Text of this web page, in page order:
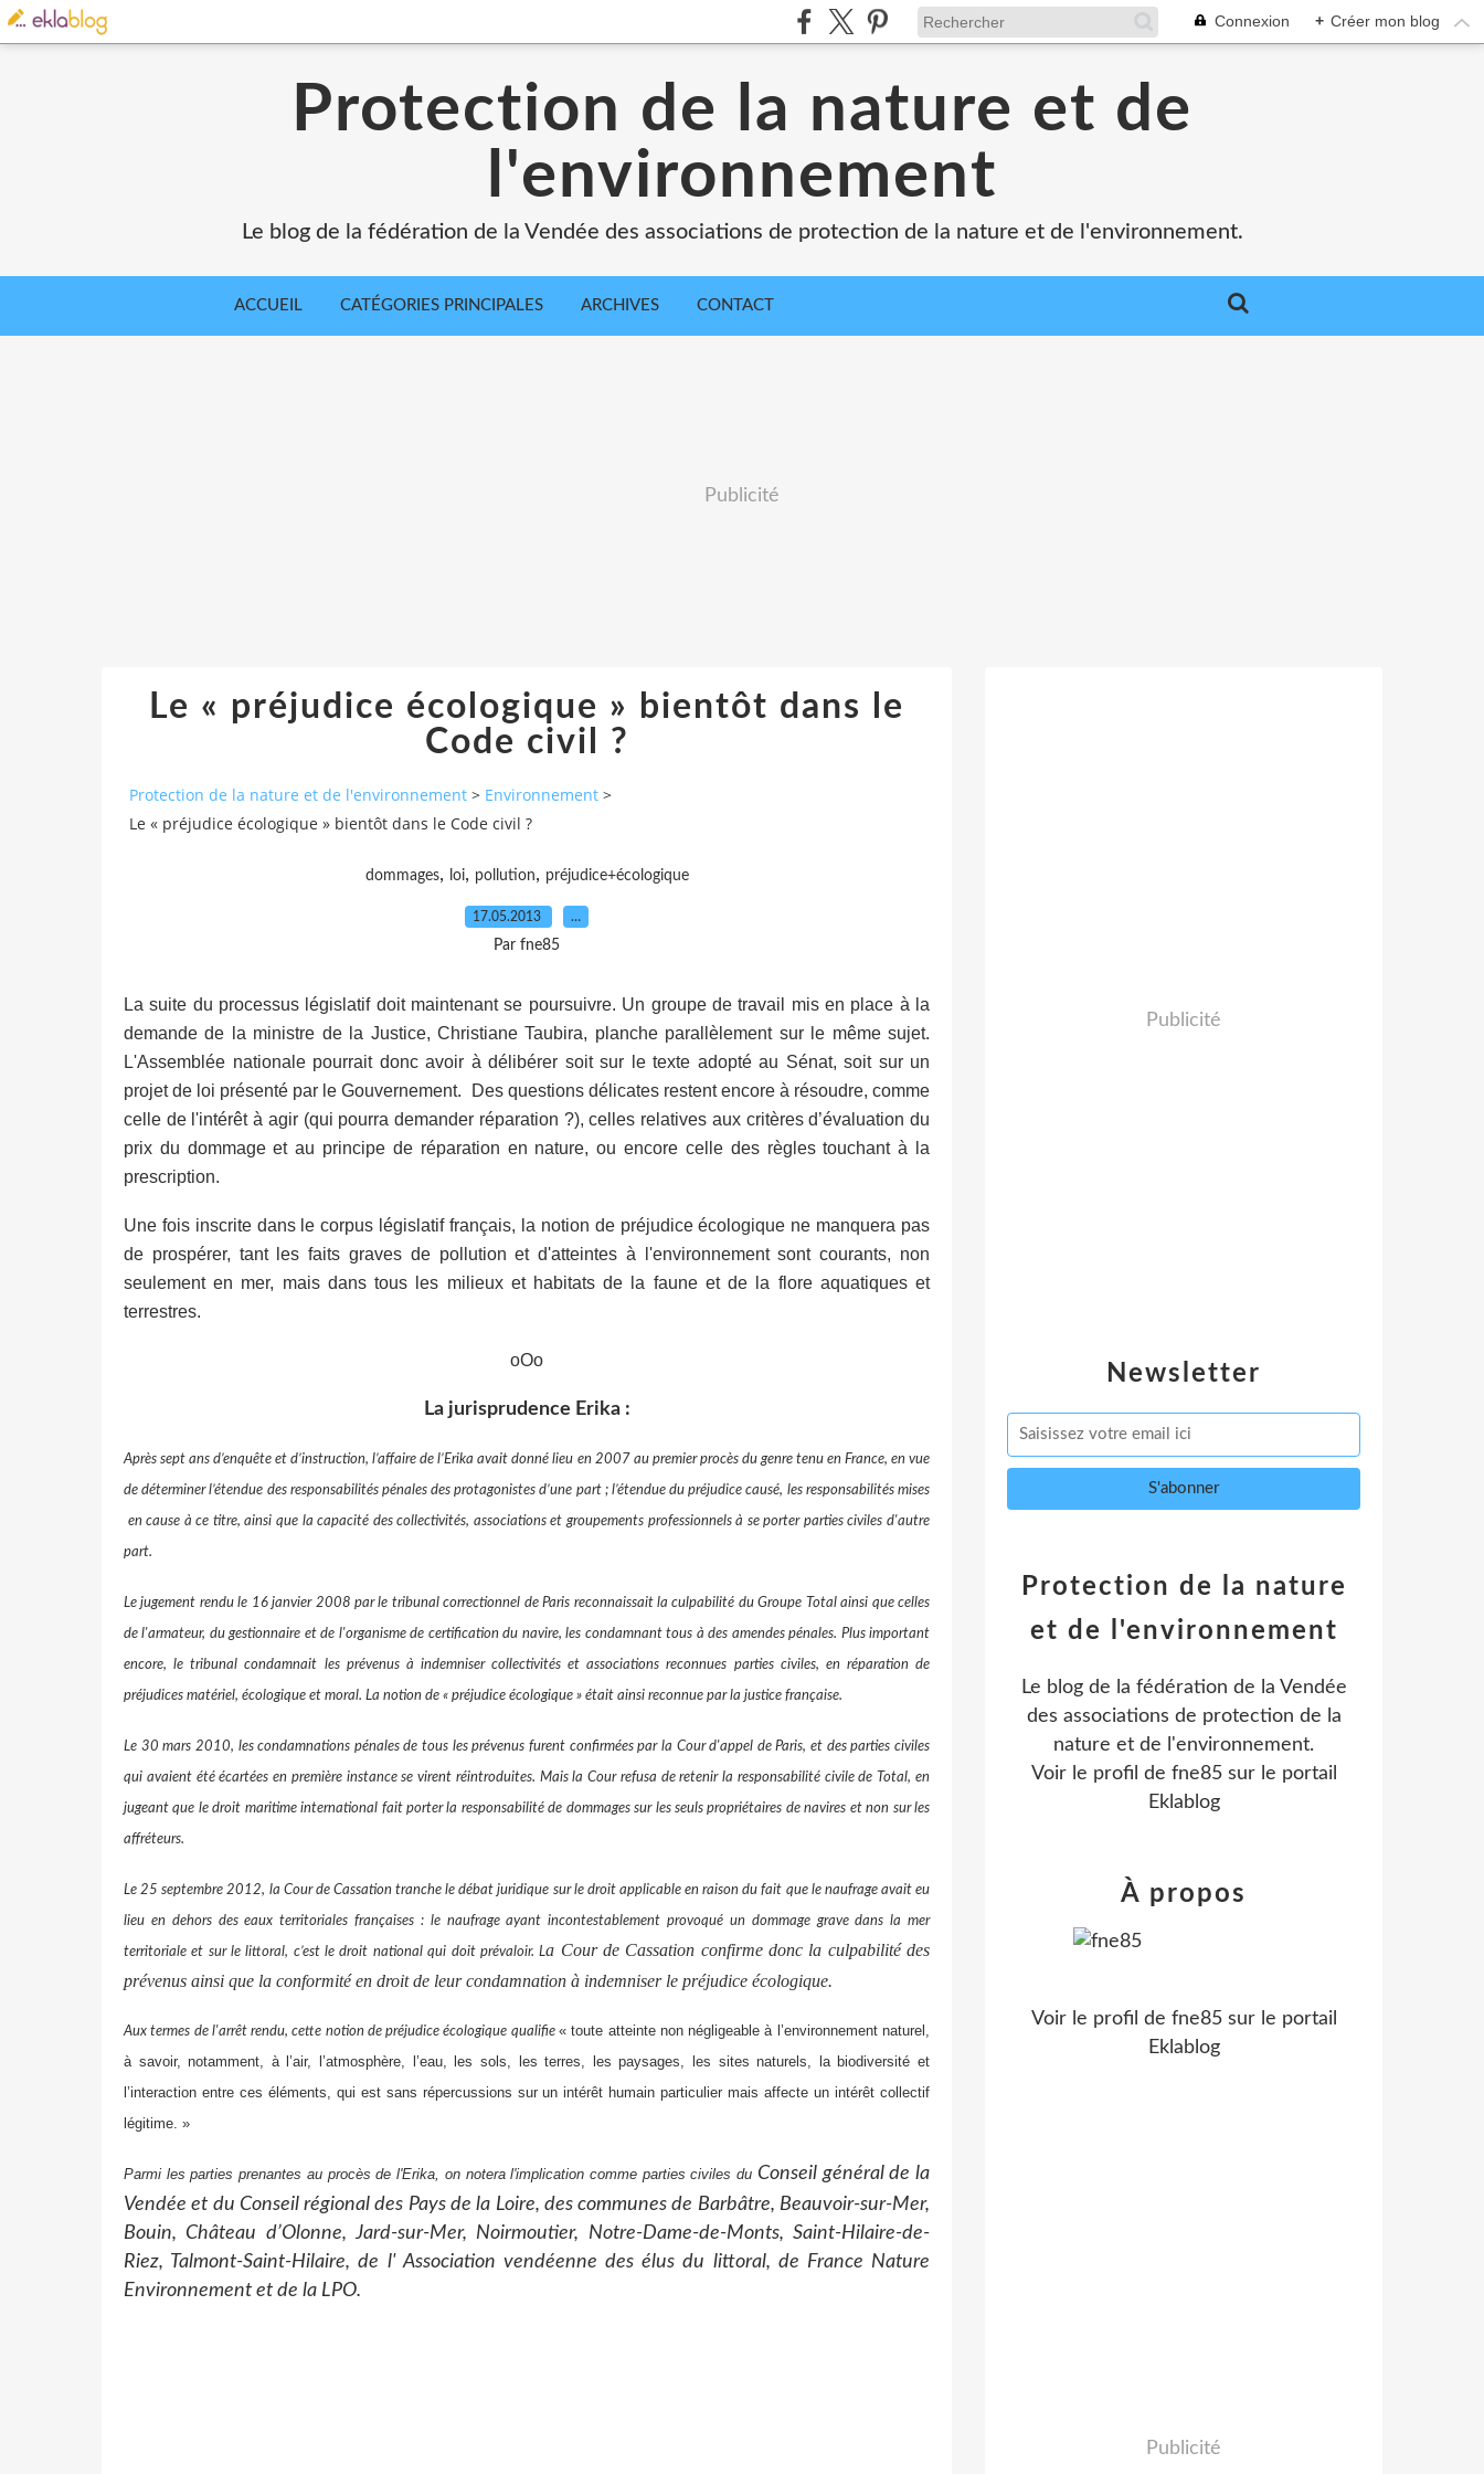
Connexion + Créer mon blog
Protection de la nature et de
l'environnement
Le blog de la fédération de la Vendée des associations de protection de la nature et de l'environnement.
ACCUEIL CATÉGORIES PRINCIPALES ARCHIVES CONTACT
Publicité
Le « préjudice écologique » bientôt dans le
Code civil ?
Protection de la nature et de l'environnement > Environnement >
Le « préjudice écologique » bientôt dans le Code civil ?
dommages, loi, pollution, préjudice+écologique
17.05.2013 …
Par fne85
La suite du processus législatif doit maintenant se poursuivre. Un groupe de travail mis en place à la
demande de la ministre de la Justice, Christiane Taubira, planche parallèlement sur le même sujet.
L'Assemblée nationale pourrait donc avoir à délibérer soit sur le texte adopté au Sénat, soit sur un
projet de loi présenté par le Gouvernement. Des questions délicates restent encore à résoudre, comme
celle de l'intérêt à agir (qui pourra demander réparation ?),celles relatives aux critères d’évaluation du
prix du dommage et au principe de réparation en nature, ou encore celle des règles touchant à la
prescription.
Une fois inscrite dans le corpus législatif français, la notion de préjudice écologique ne manquera pas
de prospérer, tant les faits graves de pollution et d'atteintes à l'environnement sont courants, non
seulement en mer, mais dans tous les milieux et habitats de la faune et de la flore aquatiques et
terrestres.
oOo
La jurisprudence Erika :
Après sept ans d’enquête et d’instruction, l’affaire de l’Erika avait donné lieu en 2007 au premier procès du genre tenu en France, en vue
de déterminer l’étendue des responsabilités pénales des protagonistes d’une part ; l’étendue du préjudice causé, les responsabilités mises
en cause à ce titre, ainsi que la capacité des collectivités, associations et groupements professionnels à se porter parties civiles d'autre
part.
Le jugement rendu le 16 janvier 2008par le tribunal correctionnel de Paris reconnaissait la culpabilité du Groupe Total ainsi que celles
de l'armateur, du gestionnaire et de l'organisme de certification du navire, les condamnant tous à des amendes pénales. Plus important
encore, le tribunal condamnait les prévenus à indemniser collectivités et associations reconnues parties civiles, en réparation de
préjudices matériel, écologique et moral. La notion de « préjudice écologique » était ainsi reconnue par la justice française.
Le 30 mars 2010, les condamnations pénales de tous les prévenus furent confirmées par la Cour d'appel de Paris, et des parties civiles
qui avaient été écartées en première instance se virent réintroduites. Mais la Cour refusa de retenir la responsabilité civile de Total, en
jugeant que le droit maritime international fait porter la responsabilité de dommages sur les seuls propriétaires de navires et non sur les
affréteurs.
Le 25 septembre 2012, la Cour de Cassation tranche le débat juridique sur le droit applicable en raison du fait que le naufrage avait eu
lieu en dehors des eaux territoriales françaises : le naufrage ayant incontestablement provoqué un dommage grave dans la mer
territoriale et sur le littoral, c’est le droit national qui doit prévaloir. La Cour de Cassation confirme donc la culpabilité des
prévenus ainsi que la conformité en droit de leur condamnation à indemniser le préjudice écologique.
Aux termes de l'arrêt rendu, cette notion de préjudice écologique qualifie«toute atteinte non négligeable à l’environnement naturel,
à savoir, notamment, à l’air, l’atmosphère, l’eau, les sols, les terres, les paysages, les sites naturels, la biodiversité et
l’interaction entre ces éléments, qui est sans répercussions sur un intérêt humain particulier mais affecte un intérêt collectif
légitime. »
Parmi les parties prenantes au procès de l'Erika, on notera l'implication comme parties civiles du Conseil général de la
Vendée et du Conseil régional des Pays de la Loire, des communes de Barbâtre, Beauvoir-sur-Mer,
Bouin, Château d’Olonne, Jard-sur-Mer, Noirmoutier, Notre-Dame-de-Monts, Saint-Hilaire-de-
Riez, Talmont-Saint-Hilaire, de l' Association vendéenne des élus du littoral, de France Nature
Environnement et de la LPO.
Newsletter
Publicité
Protection de la nature
et de l'environnement
Le blog de la fédération de la Vendée
des associations de protection de la
nature et de l'environnement.
Voir le profil de fne85sur le portail
Eklablog
À propos
Voir le profil de fne85sur le portail
Eklablog
Publicité